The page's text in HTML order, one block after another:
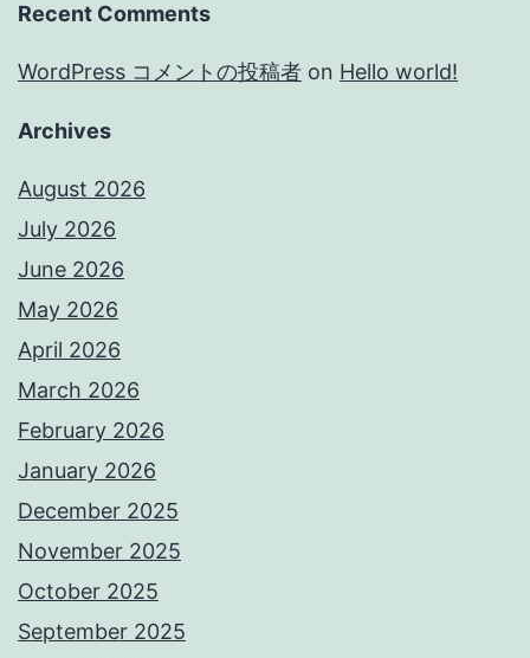
Recent Comments
WordPress コメントの投稿者 on Hello world!
Archives
August 2026
July 2026
June 2026
May 2026
April 2026
March 2026
February 2026
January 2026
December 2025
November 2025
October 2025
September 2025